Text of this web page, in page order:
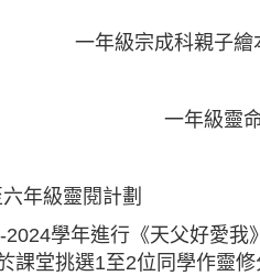
一年級宗成科親子
一年級靈
年級靈閱計劃
2024學年進行《天父好愛
課堂挑選1至2位同學作靈